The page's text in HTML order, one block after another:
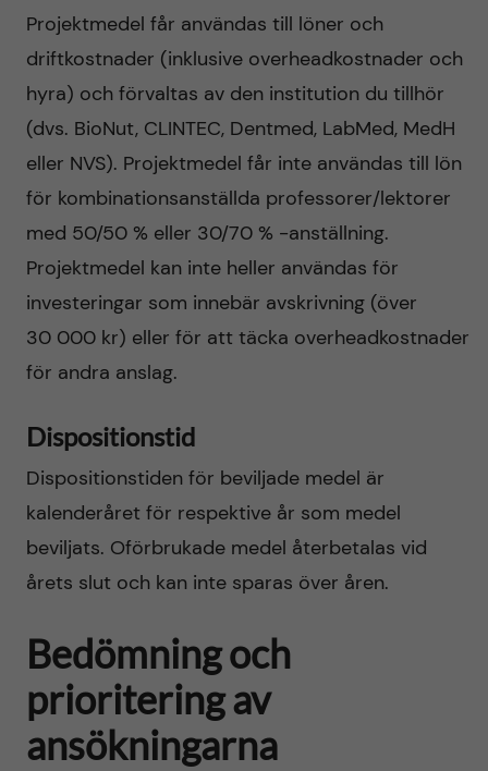
Projektmedel får användas till löner och
driftkostnader (inklusive overheadkostnader och
hyra) och förvaltas av den institution du tillhör
(dvs. BioNut, CLINTEC, Dentmed, LabMed, MedH
eller NVS). Projektmedel får inte användas till lön
för kombinationsanställda professorer/lektorer
med 50/50 % eller 30/70 % -anställning.
Projektmedel kan inte heller användas för
investeringar som innebär avskrivning (över
30 000 kr) eller för att täcka overheadkostnader
för andra anslag.
Dispositionstid
Dispositionstiden för beviljade medel är
kalenderåret för respektive år som medel
beviljats. Oförbrukade medel återbetalas vid
årets slut och kan inte sparas över åren.
Bedömning och
prioritering av
ansökningarna